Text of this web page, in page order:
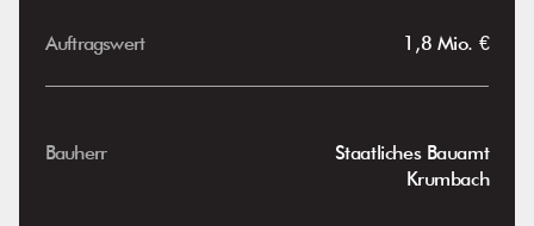
Auftragswert 1,8 Mio. €
Bauherr
Staatliches Bauamt
Krumbach